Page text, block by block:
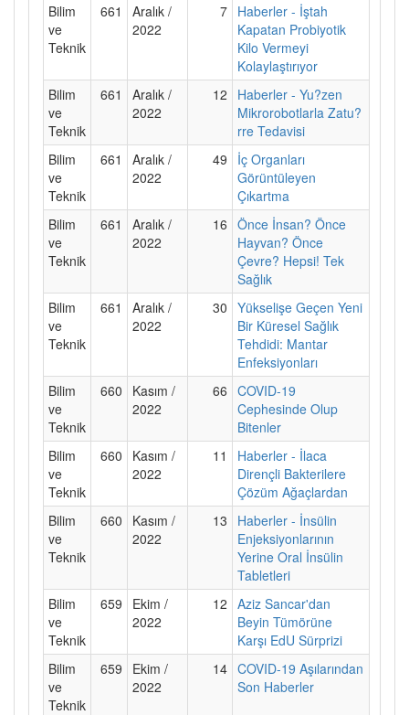
Bilim
ve
Teknik
661
Aralık /
2022
7 Haberler - İştah
Kapatan Probiyotik
Kilo Vermeyi
Kolaylaştırıyor
Bilim
ve
Teknik
661
Aralık /
2022
12
Haberler - Yu?zen
Mikrorobotlarla Zatu?
rre Tedavisi
Bilim
ve
Teknik
661
Aralık /
2022
49
İç Organları
Görüntüleyen
Çıkartma
Bilim
ve
Teknik
661
Aralık /
2022
16 Önce İnsan? Önce
Hayvan? Önce
Çevre? Hepsi! Tek
Sağlık
Bilim
ve
Teknik
661
Aralık /
2022
30 Yükselişe Geçen Yeni
Bir Küresel Sağlık
Tehdidi: Mantar
Enfeksiyonları
Bilim
ve
Teknik
660
Kasım /
2022
66 COVID-19
Cephesinde Olup
Bitenler
Bilim
ve
Teknik
660
Kasım /
2022
11
Haberler - İlaca
Dirençli Bakterilere
Çözüm Ağaçlardan
Bilim
ve
Teknik
660
Kasım /
2022
13
Haberler - İnsülin
Enjeksiyonlarının
Yerine Oral İnsülin
Tabletleri
Bilim
ve
Teknik
659
Ekim /
2022
12 Aziz Sancar'dan
Beyin Tümörüne
Karşı EdU Sürprizi
Bilim
ve
Teknik
659
Ekim /
2022
14 COVID-19 Aşılarından
Son Haberler